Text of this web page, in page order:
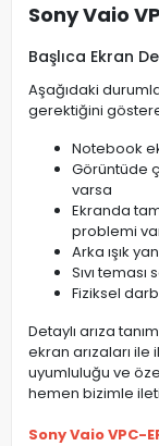
Sony Vaio
Başlıca Ekran
Aşağıdaki
gerektiğini
Notebook
Görüntüde
varsa
Ekranda
problemi
Arka ışık
Sıvı
Fiziksel
Detaylı arıza
ekran arızaları
uyumluluğu ve
hemen bizimle
Sony Vaio VPC-